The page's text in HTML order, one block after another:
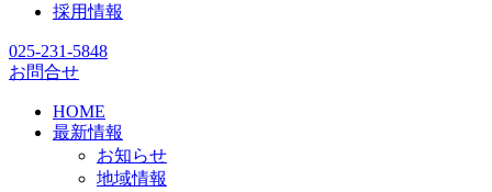
採用情報
025-231-5848
お問合せ
HOME
最新情報
お知らせ
地域情報